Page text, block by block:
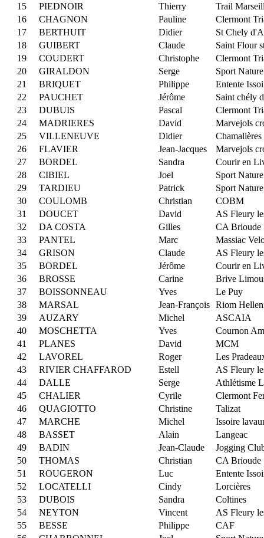
15
PIEDNOIR Thierry
Trail
16
CHAGNON Pauline
Clermont
17
BERTHUIT Didier
St Chely
18
GUIBERT Claude
Saint Flour
19
COUDERT Christophe
Clermont
20
GIRALDON Serge
Sport
21
BRIQUET Philippe
Entente
22
PAUCHET Jérôme
Saint chély
23
DUBUIS Pascal
Clermont
24
MADRIERES David
Marvejols
25
VILLENEUVE Didier
Chamalières
26
FLAVIER Jean-Jacques
Marvejols
27
BORDEL Sandra
Courir en
28
CIBIEL Joel
Sport
29
TARDIEU Patrick
Sport
30
COULOMB Christian
COBM
31
DOUCET David
AS Fleury
32
DA COSTA Gilles
CA Brioude
33
PANTEL Marc
Massiac
34
GRISON Claude
AS Fleury
35
BORDEL Jérôme
Courir en
36
BROSSE Carine
Brive
37
BOISSONNEAU Yves
Le Puy
38
MARSAL Jean-François Riom
39
AUZARY Michel
ASCAIA
40
MOSCHETTA Yves
Cournon
41
PLANES David
MCM
42
LAVOREL Roger
Les
43
RIVIER CHAFFAROD Estell
AS Fleury
44
DALLE Serge
Athlétisme
45
CHALIER Cyrile
Clermont
46
QUAGIOTTO Christine
Talizat
47
MARCHE Michel
Issoire
48
BASSET Alain
Langeac
49
BADIN Jean-Claude
Jogging
50
THOMAS Christian
CA Brioude
51
ROUGERON Luc
Entente
52
LOCATELLI Cindy
Lorcières
53
DUBOIS Sandra
Coltines
54
NEYTON Vincent
AS Fleury
55
BESSE Philippe
CAF